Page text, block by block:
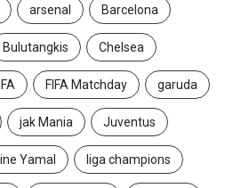
arsenal Barcelona
Bulutangkis Chelsea
FIFA Matchday garuda
jak Mania Juventus
Yamal liga champions